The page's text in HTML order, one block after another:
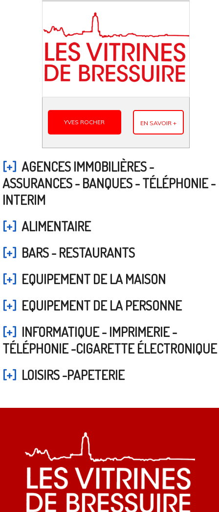
YVES ROCHER EN SAVOIR +
[+] AGENCES IMMOBILIÈRES -
ASSURANCES - BANQUES - TÉLÉPHONIE -
INTERIM
[+] ALIMENTAIRE
[+] BARS - RESTAURANTS
[+] EQUIPEMENT DE LA MAISON
[+] EQUIPEMENT DE LA PERSONNE
[+] INFORMATIQUE - IMPRIMERIE -
TÉLÉPHONIE -CIGARETTE ÉLECTRONIQUE
[+] LOISIRS -PAPETERIE